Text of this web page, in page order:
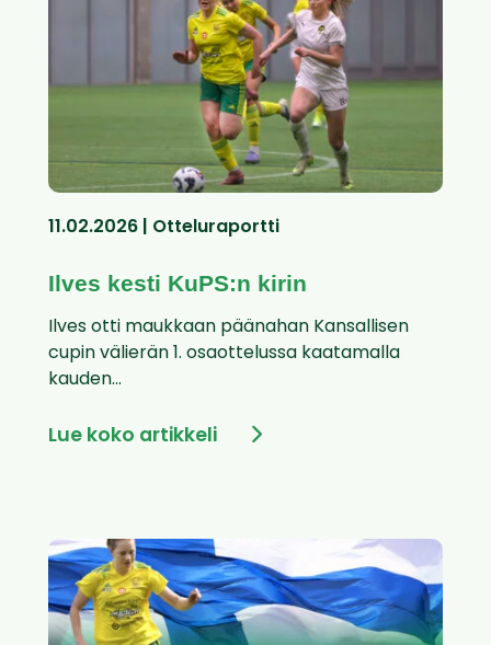
11.02.2026 | Otteluraportti
Ilves kesti KuPS:n kirin
Ilves otti maukkaan päänahan Kansallisen
cupin välierän 1. osaottelussa kaatamalla
kauden...
Lue koko artikkeli